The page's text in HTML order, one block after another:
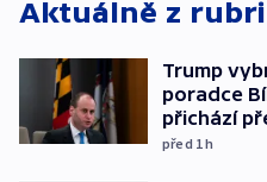
Aktuálně z
Trump
poradce
přichází
před 1h